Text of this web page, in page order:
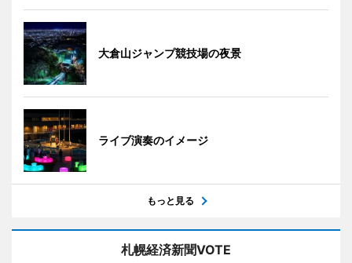
大倉山ジャンプ競技場の夜景
ライブ演奏のイメージ
もっと見る
札幌経済新聞VOTE